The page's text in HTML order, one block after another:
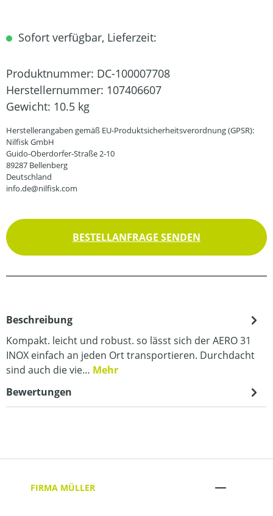
Sofort verfügbar, Lieferzeit:
Produktnummer: DC-100007708
Herstellernummer: 107406607
Gewicht: 10.5 kg
Herstellerangaben gemäß EU-Produktsicherheitsverordnung (GPSR):
Nilfisk GmbH
Guido-Oberdorfer-Straße 2-10
89287 Bellenberg
Deutschland
info.de@nilfisk.com
BESTELLANFRAGE SENDEN
Beschreibung
Kompakt. leicht und robust. so lässt sich der AERO 31
INOX einfach an jeden Ort transportieren. Durchdacht
sind auch die vie… Mehr
Bewertungen
FIRMA MÜLLER